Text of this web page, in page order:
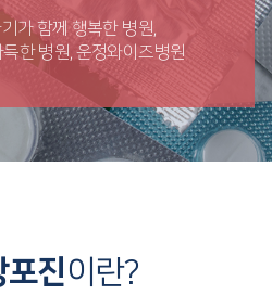
가 함께 행복한 병원,
한 병원, 운정와이즈병원
포진이란?